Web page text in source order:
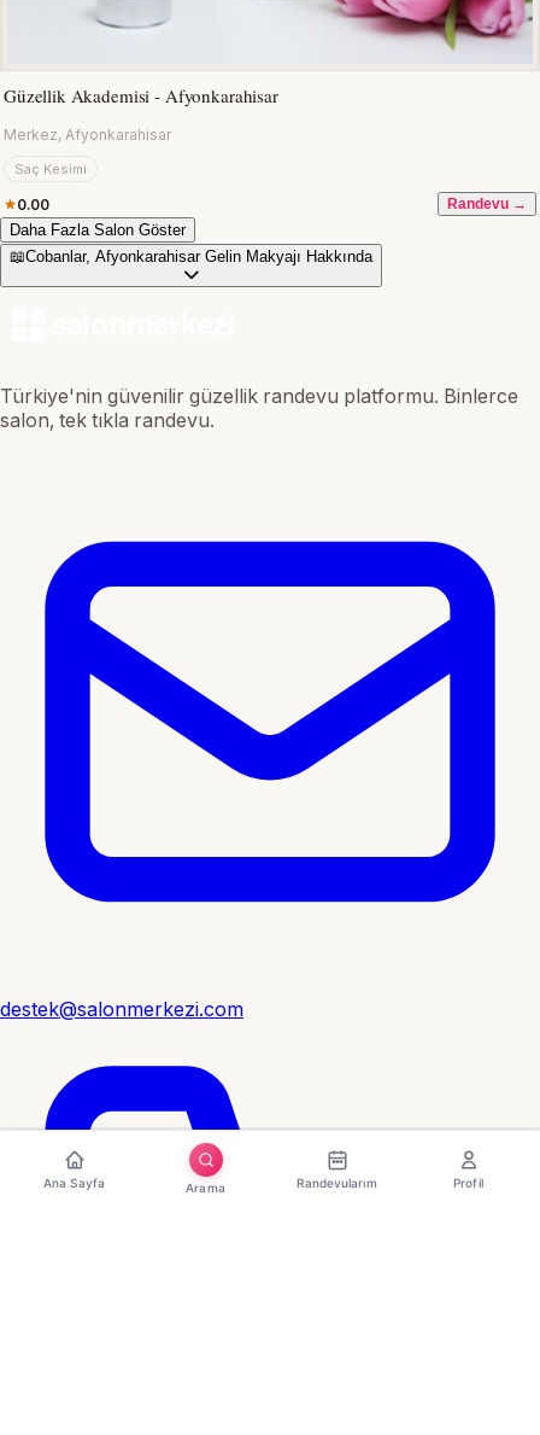
Güzellik Akademisi - Afyonkarahisar
Merkez, Afyonkarahisar
Saç Kesimi
0.00 Randevu →
Daha Fazla Salon Göster
📖Cobanlar, Afyonkarahisar Gelin Makyajı Hakkında
Türkiye'nin güvenilir güzellik randevu platformu. Binlerce
salon, tek tıkla randevu.
destek@salonmerkezi.com
Ana Sayfa Arama Randevularım Profil